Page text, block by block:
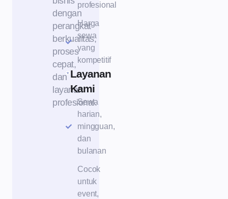
dengan
perangkat
berkualitas,
proses
cepat,
dan
layanan
profesional.
profesional
Harga
sewa
yang
kompetitif
Layanan
Kami
Sewa
harian,
mingguan,
dan
bulanan
Cocok
untuk
event,